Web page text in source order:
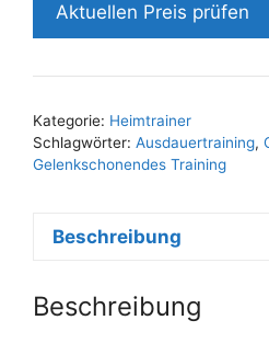
Aktuellen Preis prüfen
Kategorie: Heimtrainer
Schlagwörter: Ausdauertraining,
Gelenkschonendes Training
Beschreibung
Beschreibung